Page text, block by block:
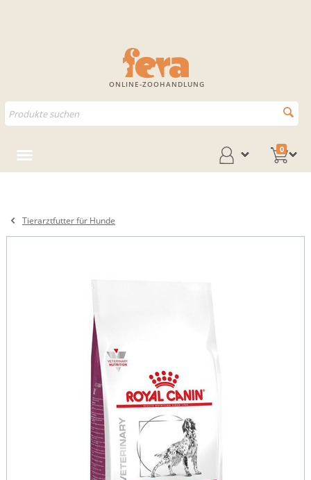
ONLINE-ZOOHANDLUNG
0
Tierarztfutter für Hunde